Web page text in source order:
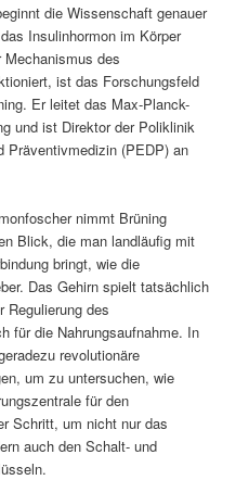
die Wissenschaft genauer
Insulinhormon im Körper
des
ist das Forschungsfeld
Er leitet das Max-Planck-
und ist Direktor der Poliklinik
Präventivmedizin (PEDP) an
nimmt Brüning
Blick, die man landläufig mit
bringt, wie die
Das Gehirn spielt tatsächlich
Regulierung des
für die Nahrungsaufnahme. In
revolutionäre
um zu untersuchen, wie
für den
Schritt, um nicht nur das
auch den Schalt- und